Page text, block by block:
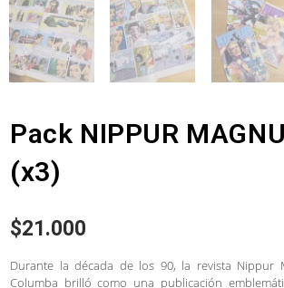
Pack NIPPUR
(x3)
$21.000
Durante la década de los 90, la revista Nippur
Columba brilló como una publicación